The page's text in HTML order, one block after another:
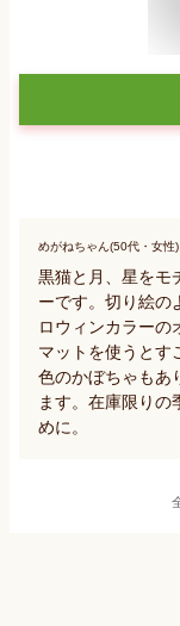
めがねちゃん(50代・女性)
黒猫と月、星をモ
ーです。切り絵の
ロウィンカラーの
マットを使うとす
色のかぼちゃもあ
ます。在庫限り
めに。